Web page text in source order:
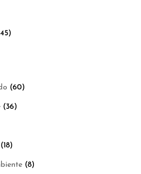
(60)
(36)
(18)
(8)